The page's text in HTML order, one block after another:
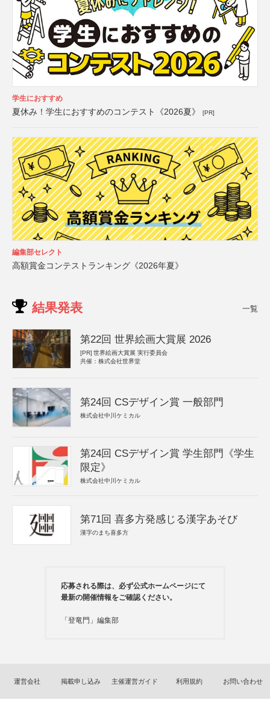
学生におすすめ
夏休み！学生におすすめのコンテスト《2026夏》 [PR]
編集部セレクト
高額賞金コンテストランキング《2026年夏》
結果発表 一覧
第22回 世界絵画大賞展 2026
[PR] 世界絵画大賞展 実行委員会
共催：株式会社世界堂
第24回 CSデザイン賞 一般部門
株式会社中川ケミカル
第24回 CSデザイン賞 学生部門《学生
限定》
株式会社中川ケミカル
第71回 喜多方発感じる漢字あそび
漢字のまち喜多方
応募される際は、必ず公式ホームページにて
最新の開催情報をご確認ください。
「登竜門」編集部
運営会社 掲載申し込み 主催運営ガイド 利用規約 お問い合わせ